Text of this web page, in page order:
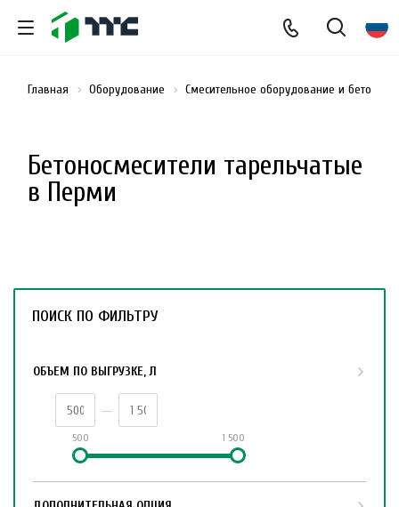
Бетоносмесители тарельчатые
в Перми
Главная Оборудование Смесительное оборудование и
ПОИСК ПО ФИЛЬТРУ
ОБЪЕМ ПО ВЫГРУЗКЕ, Л
500 1 500